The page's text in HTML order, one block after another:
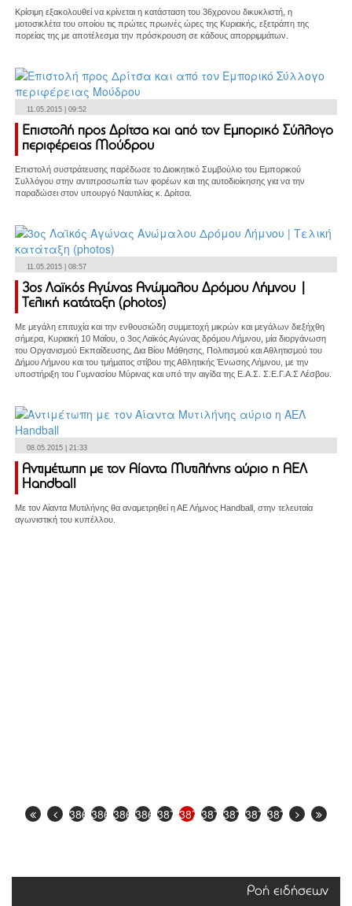
Κρίσιμη εξακολουθεί να κρίνεται η κατάσταση του 36χρονου δικυκλιστή, η
μοτοσικλέτα του οποίου τις πρώτες πρωινές ώρες της Κυριακής, εξετράπη της
πορείας της με αποτέλεσμα την πρόσκρουση σε κάδους απορριμμάτων.
11.05.2015 | 09:52
Επιστολή προς Δρίτσα και από τον Εμπορικό Σύλλογο
περιφέρειας Μούδρου
Επιστολή συστράτευσης παρέδωσε το Διοικητικό Συμβούλιο του Εμπορικού
Συλλόγου στην αντιπροσωπία των φορέων και της αυτοδιοίκησης για να την
παραδώσει στον υπουργό Ναυτιλίας κ. Δρίτσα.
11.05.2015 | 08:57
3ος Λαϊκός Αγώνας Ανώμαλου Δρόμου Λήμνου |
Τελική κατάταξη (photos)
Με μεγάλη επιτυχία και την ενθουσιώδη συμμετοχή μικρών και μεγάλων διεξήχθη
σήμερα, Κυριακή 10 Μαΐου, ο 3ος Λαϊκός Αγώνας δρόμου Λήμνου, μία διοργάνωση
του Οργανισμού Εκπαίδευσης, Δια Βίου Μάθησης, Πολιτισμού και Αθλητισμού του
Δήμου Λήμνου και του τμήματος στίβου της Αθλητικής Ένωσης Λήμνου, με την
υποστήριξη του Γυμνασίου Μύρινας και υπό την αιγίδα της Ε.Α.Σ. Σ.Ε.Γ.Α.Σ Λέσβου.
08.05.2015 | 21:33
Αντιμέτωπη με τον Αίαντα Μυτιλήνης αύριο η ΑΕΛ
Handball
Με τον Αίαντα Μυτιλήνης θα αναμετρηθεί η ΑΕ Λήμνος Handball, στην τελευταία
αγωνιστική του κυπέλλου.
3866386738683869387038713872387338743875
Ροή ειδήσεων